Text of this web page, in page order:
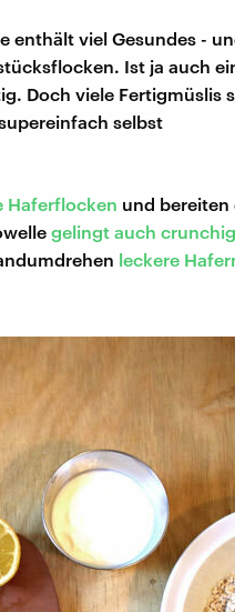
enthält viel Gesundes -
Ist ja auch
Doch viele Fertigmüslis
selbst
Haferflocken und bereiten
gelingt auch
leckere